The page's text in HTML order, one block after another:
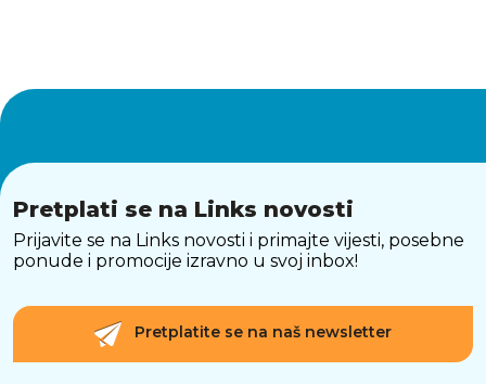
Pretplati se na Links novosti
Prijavite se na Links novosti i primajte vijesti, posebne
ponude i promocije izravno u svoj inbox!
Pretplatite se na naš newsletter